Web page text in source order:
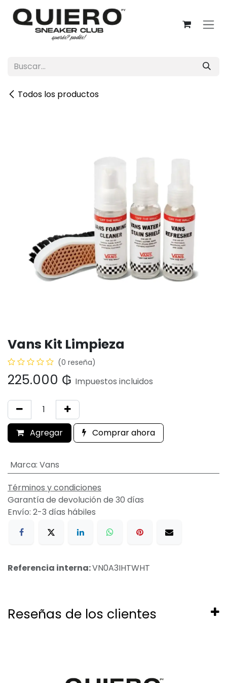
Ir al contenido
Todos los productos
Vans Kit Limpieza
(0 reseña)
225.000 ₲ Impuestos incluidos
Agregar Comprar ahora
Marca: Vans
Términos y condiciones
Garantía de devolución de 30 días
Envío: 2-3 días hábiles
Referencia interna:VN0A3IHTWHT
Reseñas de los clientes